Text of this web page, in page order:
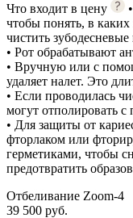
Что входит в цену
чтобы понять, в
чистить
• Рот обрабатывают
• Вручную или с
удаляет налет. Это
• Если проводилась
могут отполировать
• Для защиты от
фторлаком или
герметиками, чтобы
предотвратить
Отбеливание Zoom-4
39 500 руб.